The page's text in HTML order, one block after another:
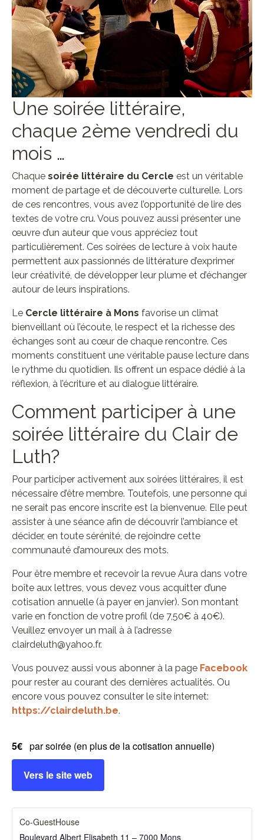
Une soirée littéraire,
chaque 2ème vendredi du
mois …
Chaque soirée littéraire du Cercle est un véritable
moment de partage et de découverte culturelle. Lors
de ces rencontres, vous avez l’opportunité de lire des
textes de votre cru. Vous pouvez aussi présenter une
œuvre d’un auteur que vous appréciez tout
particulièrement. Ces soirées de lecture à voix haute
permettent aux passionnés de littérature d’exprimer
leur créativité, de développer leur plume et d’échanger
autour de leurs inspirations.
Le Cercle littéraire à Mons favorise un climat
bienveillant où l’écoute, le respect et la richesse des
échanges sont au cœur de chaque rencontre. Ces
moments constituent une véritable pause lecture dans
le rythme du quotidien. Ils offrent un espace dédié à la
réflexion, à l’écriture et au dialogue littéraire.
Comment participer à une
soirée littéraire du Clair de
Luth?
Pour participer activement aux soirées littéraires, il est
nécessaire d’être membre. Toutefois, une personne qui
ne serait pas encore inscrite est la bienvenue. Elle peut
assister à une séance afin de découvrir l’ambiance et
décider, en toute sérénité, de rejoindre cette
communauté d’amoureux des mots.
Pour être membre et recevoir la revue Aura dans votre
boîte aux lettres, vous devez vous acquitter d’une
cotisation annuelle (à payer en janvier). Son montant
varie en fonction de votre profil (de 7,50€ à 40€).
Veuillez envoyer un mail à à l’adresse
clairdeluth@yahoo.fr.
Vous pouvez aussi vous abonner à la page Facebook
pour rester au courant des dernières actualités. Ou
encore vous pouvez consulter le site internet:
https://clairdeluth.be.
5€ par soirée (en plus de la cotisation annuelle)
Vers le site web
Co-GuestHouse
Boulevard Albert Elisabeth 11 – 7000 Mons